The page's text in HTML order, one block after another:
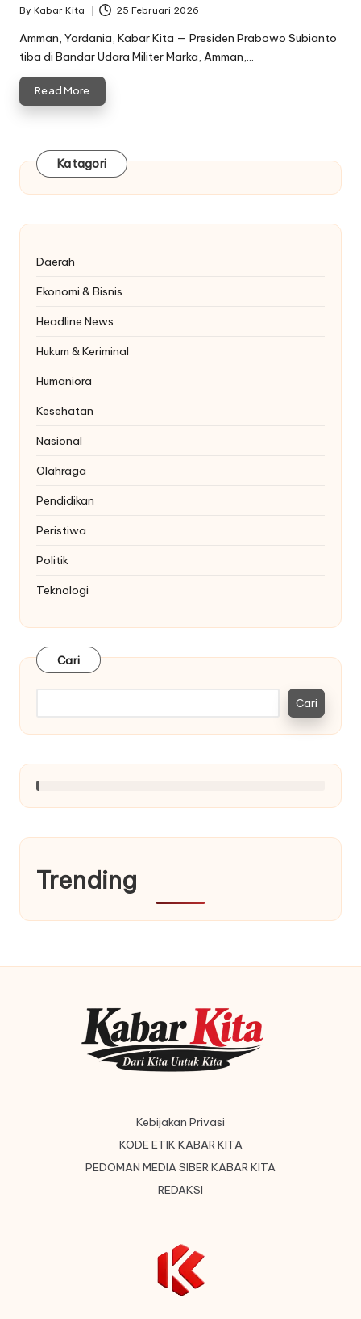
Posted
by
By Kabar Kita 25 Februari 2026
Amman, Yordania, Kabar Kita — Presiden Prabowo Subianto
tiba di Bandar Udara Militer Marka, Amman,…
Read More
Katagori
Daerah
Ekonomi & Bisnis
Headline News
Hukum & Keriminal
Humaniora
Kesehatan
Nasional
Olahraga
Pendidikan
Peristiwa
Politik
Teknologi
Cari
Cari
Trending
Kebijakan Privasi
KODE ETIK KABAR KITA
PEDOMAN MEDIA SIBER KABAR KITA
REDAKSI